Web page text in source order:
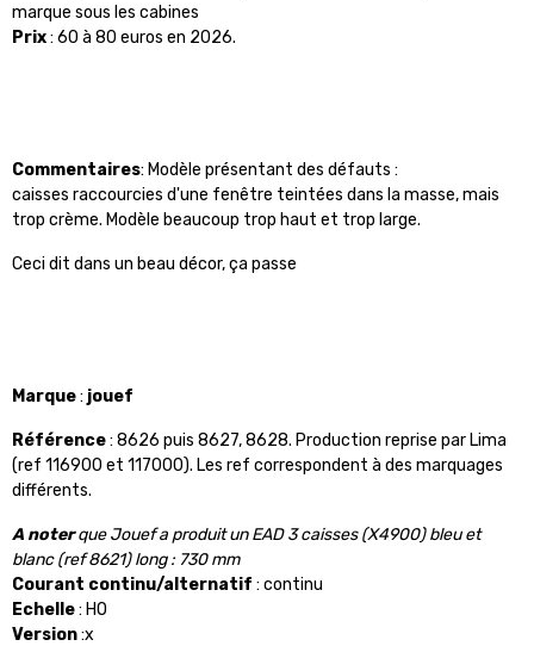
marque sous les cabines
Prix: 60 à 80 euros en 2026.
Commentaires: Modèle présentant des défauts :
caisses raccourcies d'une fenêtre teintées dans la masse, mais
trop crème. Modèle beaucoup trop haut et trop large.
Ceci dit dans un beau décor, ça passe
Marque: jouef
Référence: 8626 puis 8627, 8628. Production reprise par Lima
(ref 116900 et 117000). Les ref correspondent à des marquages
différents.
A noterque Jouef a produit un EAD 3 caisses (X4900) bleu et
blanc (ref 8621) long : 730 mm
Courant continu/alternatif : continu
Echelle: HO
Version:x